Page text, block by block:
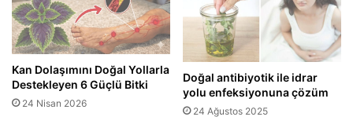
Kan Dolaşımını Doğal Yollarla
Destekleyen 6 Güçlü Bitki
24 Nisan 2026
Doğal antibiyotik ile idrar
yolu enfeksiyonuna çözüm
24 Ağustos 2025